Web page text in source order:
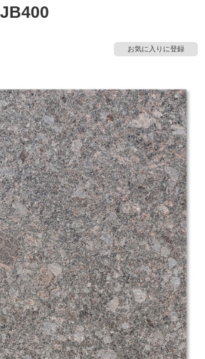
トイレ
フローリング・床材
インテリア・家具
ペット用品
パネル・壁材
天然石・石材
材 新商品
インタビュー
ショールーム
ショールーム
京都ショールーム
札幌スマートショールー
ム
ルー
ウェルビーみのおHDC
BOX
初めての方へ
お問い合わせ
クレーム公開
水まわり3年保証
住まいのスタイリング
アイデア
ル
オンライン相談
他サービス
工事会社紹介Coziコンシ
ェルジュ
最高のリノベ会社がみつ
かるリノベりす
お気に入りに登録